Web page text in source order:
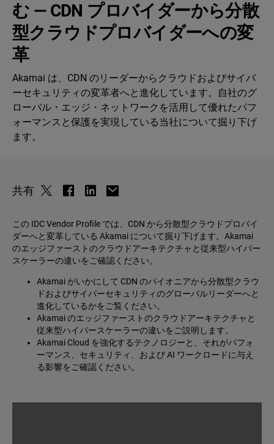
む — CDN プロバイダーから分散
型クラウドプロバイダーへの変
革
Akamai は、CDN のリーダーからクラウドおよびサイバ
ーセキュリティの変革者へと進化しています。自社のグ
ローバル・エッジ・ネットワークを活用して優れたパフ
ォーマンスと保護を実現している当社について掘り下げ
ます。
共有
この IDC Vendor Profile では、CDN から分散型クラウドプロバイ
ダーへと変革している Akamai について掘り下げます。Akamai
のエッジファーストのクラウドアーキテクチャと従来型ハイパー
スケーラーの違いをご確認ください。
Akamai がいかにして CDN のパイオニアから分散型クラウ
ドおよびサイバーセキュリティのグローバルリーダーへと
進化しているかをご覧ください。
Akamai のエッジファーストのクラウドアーキテクチャと
従来型ハイパースケーラーの違いをご説明します。
Akamai Cloud を強化するテクノロジーと、それがパフォ
ーマンス、セキュリティ、および AI ワークロードに与え
る影響をご確認ください。